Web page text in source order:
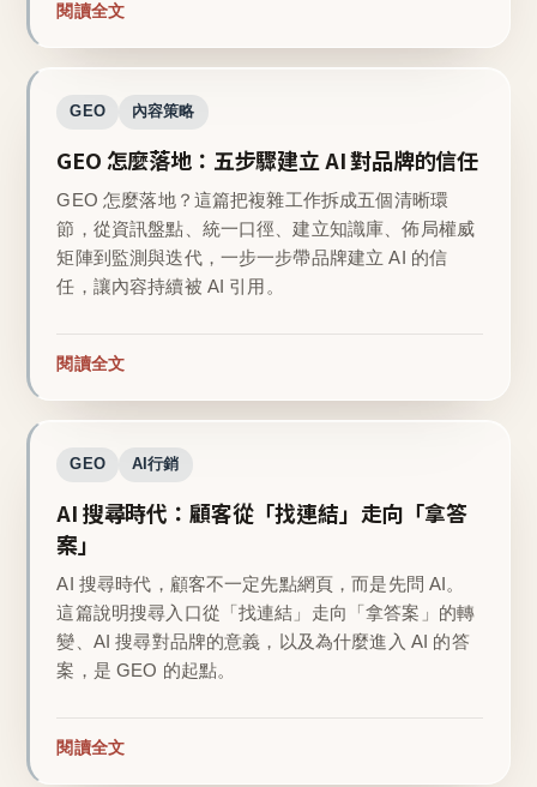
閱讀全文
GEO 內容策略
GEO 怎麼落地：五步驟建立 AI 對品牌的信任
GEO 怎麼落地？這篇把複雜工作拆成五個清晰環
節，從資訊盤點、統一口徑、建立知識庫、佈局權威
矩陣到監測與迭代，一步一步帶品牌建立 AI 的信
任，讓內容持續被 AI 引用。
閱讀全文
GEO AI行銷
AI 搜尋時代：顧客從「找連結」走向「拿答
案」
AI 搜尋時代，顧客不一定先點網頁，而是先問 AI。
這篇說明搜尋入口從「找連結」走向「拿答案」的轉
變、AI 搜尋對品牌的意義，以及為什麼進入 AI 的答
案，是 GEO 的起點。
閱讀全文